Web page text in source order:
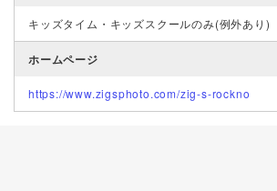
キッズタイム・キッズスクールのみ(例外あり)
ホームページ
https://www.zigsphoto.com/zig-s-rockno